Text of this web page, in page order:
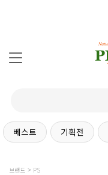
베스트 기획전
브랜드 PS